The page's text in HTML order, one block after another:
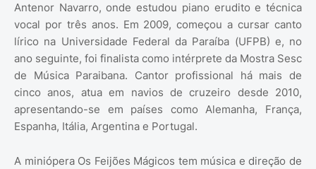
Antenor Navarro, onde estudou piano erudito e técnica
vocal por três anos. Em 2009, começou a cursar canto
lírico na Universidade Federal da Paraíba (UFPB) e, no
ano seguinte, foi finalista como intérprete da Mostra Sesc
de Música Paraibana. Cantor profissional há mais de
cinco anos, atua em navios de cruzeiro desde 2010,
apresentando-se em países como Alemanha, França,
Espanha, Itália, Argentina e Portugal.
A miniópera Os Feijões Mágicos tem música e direção de